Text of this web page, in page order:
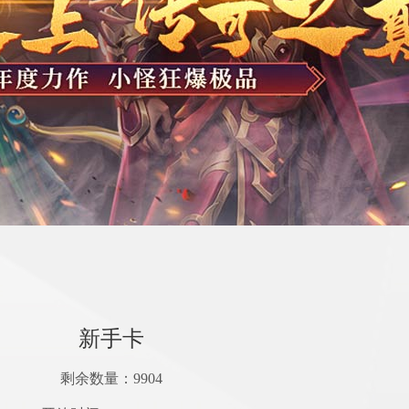
新手卡
剩余数量： 9904